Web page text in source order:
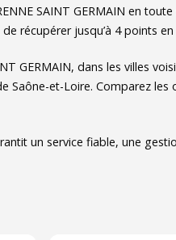
SAINT GERMAIN en
récupérer jusqu’à 4 points en
GERMAIN, dans les villes
Saône-et-Loire. Comparez les
un service fiable, une